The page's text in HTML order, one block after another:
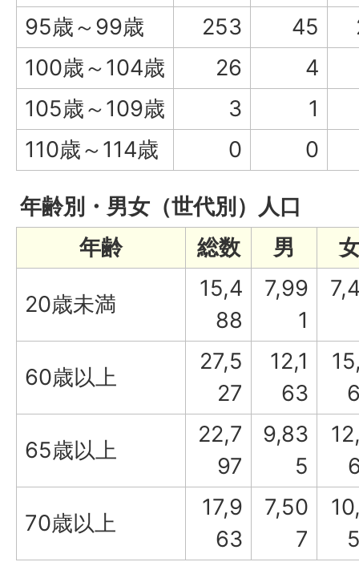
95歳～99歳
253 45
100歳～104歳
26
4
105歳～109歳
3
1
110歳～114歳
0 0
年齢別・男女（世代別）人口
20歳未満
15,4
88
7,99
1
60歳以上
27,5
27
12,1
63
65歳以上
22,7
97
9,83
5
70歳以上
17,9
63
7,50
7
年齢 総数 男